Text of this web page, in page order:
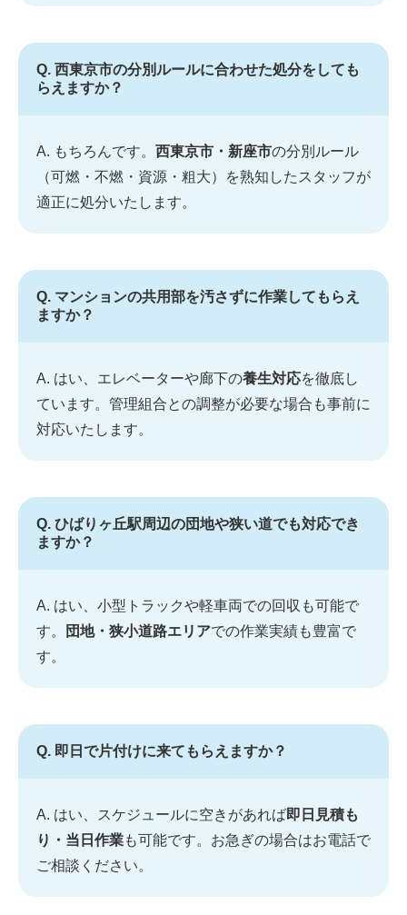
Q. 西東京市の分別ルールに合わせた処分をしても
らえますか？
A. もちろんです。 西東京市・新座市の分別ルール
（可燃・不燃・資源・粗大）を熟知したスタッフが
適正に処分いたします。
Q. マンションの共用部を汚さずに作業してもらえ
ますか？
A. はい、エレベーターや廊下の養生対応を徹底し
ています。管理組合との調整が必要な場合も事前に
対応いたします。
Q. ひばりヶ丘駅周辺の団地や狭い道でも対応でき
ますか？
A. はい、小型トラックや軽車両での回収も可能で
す。
団地・狭小道路エリアでの作業実績も豊富で
す。
Q. 即日で片付けに来てもらえますか？
A. はい、スケジュールに空きがあれば即日見積も
り・当日作業も可能です。お急ぎの場合はお電話で
ご相談ください。